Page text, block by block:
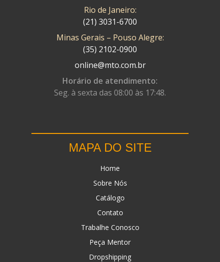
Rio de Janeiro:
(21) 3031-6700
Minas Gerais – Pouso Alegre:
(35) 2102-0900
online@mto.com.br
Horário de atendimento:
Seg. à sexta das 08:00 às 17:48.
MAPA DO SITE
Home
Sobre Nós
Catálogo
Contato
Trabalhe Conosco
Peça Mentor
Dropshipping